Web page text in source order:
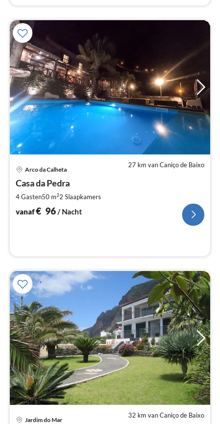
27 km van Caniço de Baixo
Arco da Calheta
Casa da Pedra
4 Gasten50 m22 Slaapkamers
vanaf€ 96 / Nacht
32 km van Caniço de Baixo
Jardim do Mar